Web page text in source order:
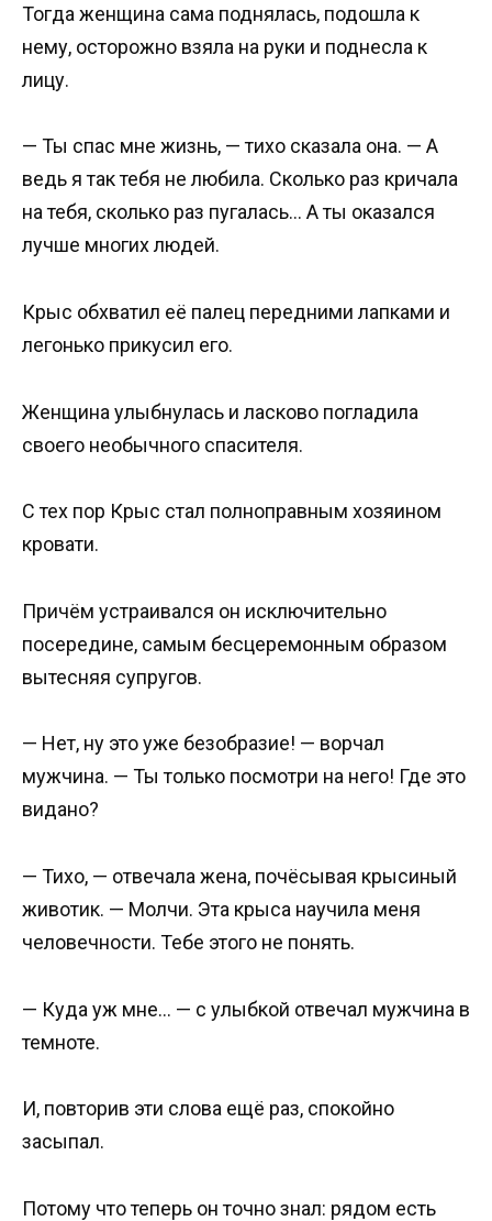
Тогда женщина сама поднялась, подошла к
нему, осторожно взяла на руки и поднесла к
лицу.
— Ты спас мне жизнь, — тихо сказала она. — А
ведь я так тебя не любила. Сколько раз кричала
на тебя, сколько раз пугалась… А ты оказался
лучше многих людей.
Крыс обхватил её палец передними лапками и
легонько прикусил его.
Женщина улыбнулась и ласково погладила
своего необычного спасителя.
С тех пор Крыс стал полноправным хозяином
кровати.
Причём устраивался он исключительно
посередине, самым бесцеремонным образом
вытесняя супругов.
— Нет, ну это уже безобразие! — ворчал
мужчина. — Ты только посмотри на него! Где это
видано?
— Тихо, — отвечала жена, почёсывая крысиный
животик. — Молчи. Эта крыса научила меня
человечности. Тебе этого не понять.
— Куда уж мне… — с улыбкой отвечал мужчина в
темноте.
И, повторив эти слова ещё раз, спокойно
засыпал.
Потому что теперь он точно знал: рядом есть